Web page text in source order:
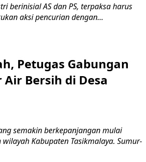
berinisial AS dan PS, terpaksa harus
aksi pencurian dengan...
Petugas Gabungan
Bersih di Desa
semakin berkepanjangan mulai
Kabupaten Tasikmalaya. Sumur-